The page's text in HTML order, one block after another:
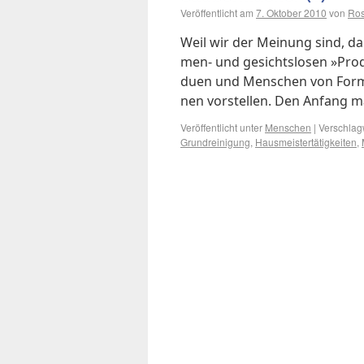
Veröffentlicht am 7. Oktober 2010 von
Weil wir der Mei­nung sind,
men- und ge­sichts­lo­sen
du­en und Men­schen von
nen vor­stel­len. Den An­fang
Veröffentlicht unter Menschen |
Grundreinigung, Hausmeistertätigkeiten,